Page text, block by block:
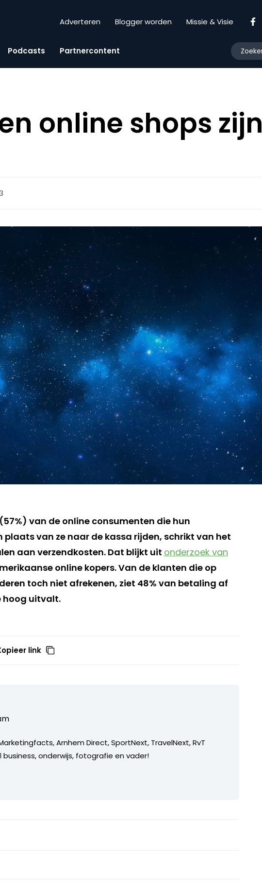
Adverteren Blogger worden Missie & Visie
Podcasts Partnercontent
online shops zijn
van de online consumenten die hun
van ze naar de kassa rijden, schrikt van het
aan verzendkosten. Dat blijkt uit onderzoek van
online kopers. Van de klanten die op
toch niet afrekenen, ziet 48% van betaling af
uitvalt.
link
Arnhem Direct, SportNext, TravelNext, RvT
business, onderwijs, fotografie en vader!